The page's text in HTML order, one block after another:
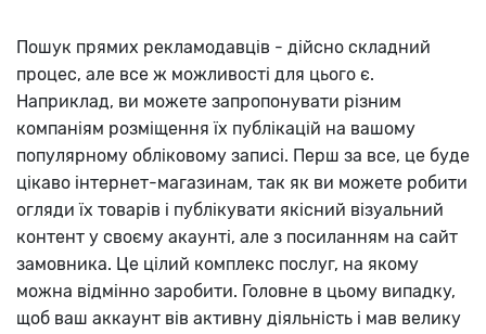
Пошук прямих рекламодавців - дійсно складний
процес, але все ж можливості для цього є.
Наприклад, ви можете запропонувати різним
компаніям розміщення їх публікацій на вашому
популярному обліковому записі. Перш за все, це буде
цікаво інтернет-магазинам, так як ви можете робити
огляди їх товарів і публікувати якісний візуальний
контент у своєму акаунті, але з посиланням на сайт
замовника. Це цілий комплекс послуг, на якому
можна відмінно заробити. Головне в цьому випадку,
щоб ваш аккаунт вів активну діяльність і мав велику